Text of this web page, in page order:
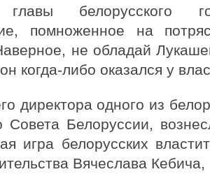
белорусского
помноженное на
не обладай
когда-либо оказался у
директора одного из
Совета Белоруссии,
игра белорусских
Вячеслава